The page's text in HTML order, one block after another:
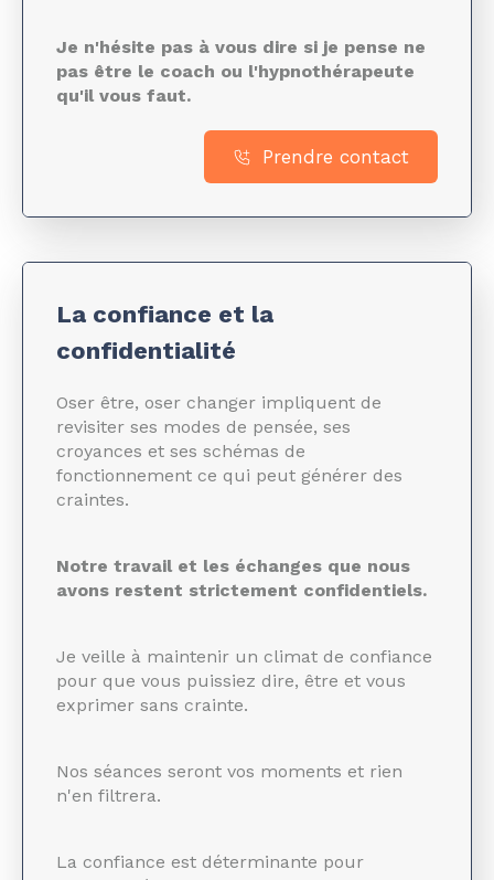
Je n'hésite pas à vous dire si je pense ne
pas être le coach ou l'hypnothérapeute
qu'il vous faut.
Prendre contact
La confiance et la
confidentialité
Oser être, oser changer impliquent de
revisiter ses modes de pensée, ses
croyances et ses schémas de
fonctionnement ce qui peut générer des
craintes.
Notre travail et les échanges que nous
avons restent strictement confidentiels.
Je veille à maintenir un climat de confiance
pour que vous puissiez dire, être et vous
exprimer sans crainte.
Nos séances seront vos moments et rien
n'en filtrera.
La confiance est déterminante pour